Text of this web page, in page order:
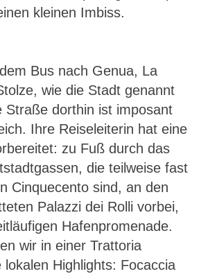
kleinen Imbiss.
Bus nach Genua, La
wie die Stadt genannt
Straße dorthin ist imposant
Ihre Reiseleiterin hat eine
zu Fuß durch das
die teilweise fast
Cinquecento sind, an den
Palazzi dei Rolli vorbei,
Hafenpromenade.
wir in einer Trattoria
lokalen Highlights: Focaccia